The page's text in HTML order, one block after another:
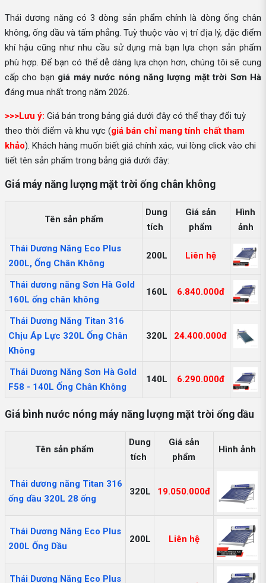
Thái dương năng có 3 dòng sản phẩm chính là dòng ống chân
không, ống dầu và tấm phẳng. Tuỳ thuộc vào vị trí địa lý, đặc điểm
khí hậu cũng như nhu cầu sử dụng mà bạn lựa chọn sản phẩm
phù hợp. Để bạn có thể dễ dàng lựa chọn hơn, chúng tôi sẽ cung
cấp cho bạn giá máy nước nóng năng lượng mặt trời Sơn Hà
đáng mua nhất trong năm 2026.
>>>Lưu ý: Giá bán trong bảng giá dưới đây có thể thay đổi tuỳ
theo thời điểm và khu vực (giá bán chỉ mang tính chất tham
khảo). Khách hàng muốn biết giá chính xác, vui lòng click vào chi
tiết tên sản phẩm trong bảng giá dưới đây:
Giá máy năng lượng mặt trời ống chân không
Tên sản phẩm
Dung
tích
Giá sản
phẩm
Hình
ảnh
Thái Dương Năng Eco Plus
200L, Ống Chân Không
200L Liên hệ
Thái dương năng Sơn Hà Gold
160L ống chân không
160L 6.840.000đ
Thái Dương Năng Titan 316
Chịu Áp Lực 320L Ống Chân
Không
320L 24.400.000đ
Thái Dương Năng Sơn Hà Gold
F58 - 140L Ống Chân Không
140L 6.290.000đ
Giá bình nước nóng máy năng lượng mặt trời ống dầu
Tên sản phẩm
Dung
tích
Giá sản
phẩm
Hình ảnh
Thái dương năng Titan 316
ống dầu 320L 28 ống
320L 19.050.000đ
Thái Dương Năng Eco Plus
200L Ống Dầu
200L Liên hệ
Thái Dương Năng Eco Plus